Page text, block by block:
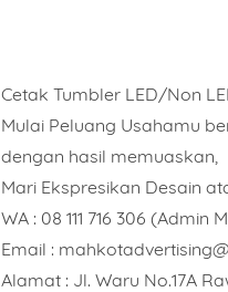
Cetak Tumbler LED/Non
Mulai Peluang Usahamu
dengan hasil memuaskan,
Mari Ekspresikan Desain
WA : 08 111 716 306 (Admin
Email :
Alamat : Jl. Waru No.17A